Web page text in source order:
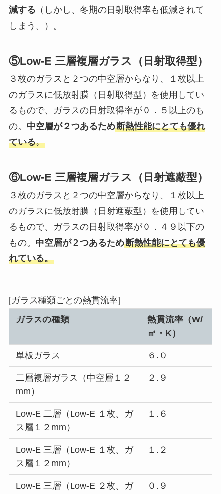
減する （しかし、冬期の日射取得率も低減されて
しまう。）。
⑤Low-E 三層複層ガラス（日射取得型）
３枚のガラスと２つの中空層からなり、１枚以上
のガラスに低放射膜（日射取得型）を使用してい
るもので、ガラスの日射取得率が０．５以上のも
の。 中空層が２つあるため断熱性能にとても優れ
ている。
⑥Low-E 三層複層ガラス（日射遮蔽型）
３枚のガラスと２つの中空層からなり、１枚以上
のガラスに低放射膜（日射遮蔽型）を使用してい
るもので、ガラスの日射取得率が０．４９以下の
もの。 中空層が２つあるため断熱性能にとても優
れている。
[ガラス種類ごとの熱貫流率]
ガラスの種類
熱貫流率（W/
㎡・K）
単板ガラス ６.０
二層複層ガラス（中空層１２
mm）
２.９
Low-E 二層（Low-E １枚、ガ
ス層１２mm）
１.６
Low-E 三層（Low-E １枚、ガ
ス層１２mm）
１.２
Low-E 三層（Low-E ２枚、ガ
０.９